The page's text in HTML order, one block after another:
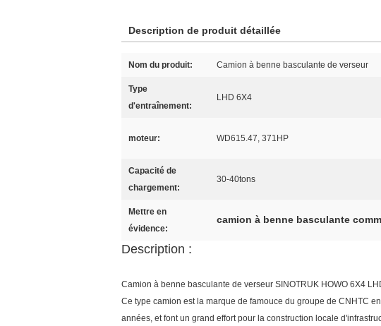
Description de produit détaillée
Nom du produit: Camion à benne basculante de verseur
Type
d'entraînement:
LHD 6X4
moteur: WD615.47, 371HP
Capacité de
chargement:
30-40tons
Mettre en
évidence:
camion à benne basculante
Description :
Camion à benne basculante de verseur SINOTRUK HOWO 6X4
Ce type camion est la marque de famouce du groupe de CNHTC
années, et font un grand effort pour la construction locale